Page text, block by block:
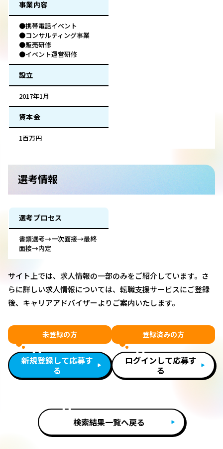
事業内容
●携帯電話イベント
●コンサルティング事業
●販売研修
●イベント運営研修
設立
2017年1月
資本金
1百万円
選考情報
選考プロセス
書類選考→一次面接→最終
面接→内定
サイト上では、求人情報の一部のみをご紹介しています。さ
らに詳しい求人情報については、転職支援サービスにご登録
後、キャリアアドバイザーよりご案内いたします。
未登録の方
新規登録して応募す
る
登録済みの方
ログインして応募す
る
検索結果一覧へ戻る